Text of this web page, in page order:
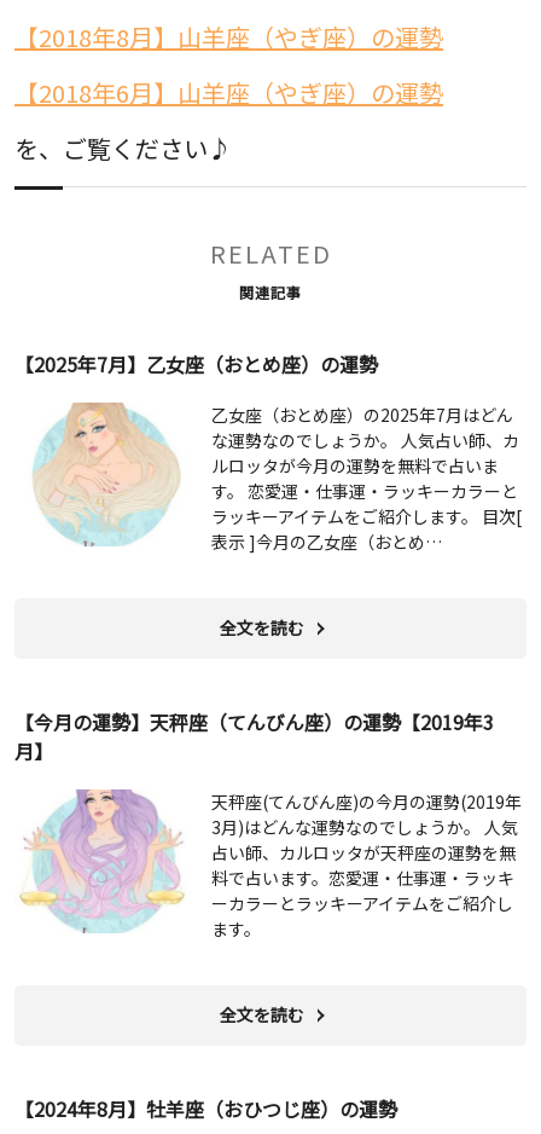
【2018年8月】山羊座（やぎ座）の運勢
【2018年6月】山羊座（やぎ座）の運勢
を、ご覧ください♪
RELATED
関連記事
【2025年7月】乙女座（おとめ座）の運勢
乙女座（おとめ座）の2025年7月はどん
な運勢なのでしょうか。 人気占い師、カ
ルロッタが今月の運勢を無料で占いま
す。 恋愛運・仕事運・ラッキーカラーと
ラッキーアイテムをご紹介します。 目次[
表示 ]今月の乙女座（おとめ…
全文を読む
【今月の運勢】天秤座（てんびん座）の運勢【2019年3
月】
天秤座(てんびん座)の今月の運勢(2019年
3月)はどんな運勢なのでしょうか。 人気
占い師、カルロッタが天秤座の運勢を無
料で占います。恋愛運・仕事運・ラッキ
ーカラーとラッキーアイテムをご紹介し
ます。
全文を読む
【2024年8月】牡羊座（おひつじ座）の運勢